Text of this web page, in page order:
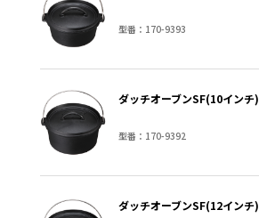
型番：170-9393
ダッチオーブンSF(10インチ)
型番：170-9392
ダッチオーブンSF(12インチ)